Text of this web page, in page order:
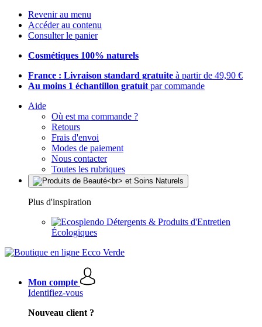
Revenir au menu
Accéder au contenu
Consulter le panier
Cosmétiques 100% naturels
France : Livraison standard gratuite à partir de 49,90 €
Au moins 1 échantillon gratuit par commande
Aide
Où est ma commande ?
Retours
Frais d'envoi
Modes de paiement
Nous contacter
Toutes les rubriques
Plus d'inspiration
Détergents & Produits d'Entretien
Écologiques
Mon compte
Identifiez-vous
Nouveau client ?